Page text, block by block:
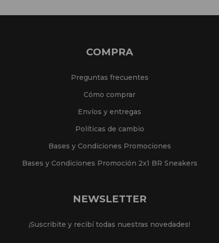
COMPRA
Preguntas frecuentes
Cómo comprar
Envíos y entregas
Políticas de cambio
Bases y Condiciones Promociones
Bases y Condiciones Promoción 2x1 BR Sneakers
NEWSLETTER
¡Suscribite y recibí todas nuestras novedades!